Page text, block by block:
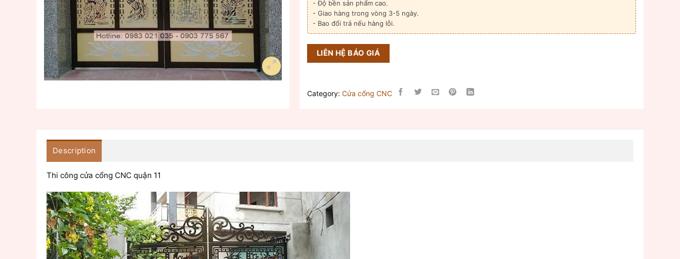
- Độ bền sản phẩm cao.
- Giao hàng trong vòng 3-5 ngày.
- Bao đổi trả nếu hàng lỗi.
LIÊN HỆ BÁO GIÁ
Category: Cửa cổng CNC
Description
Thi công cửa cổng CNC quận 11